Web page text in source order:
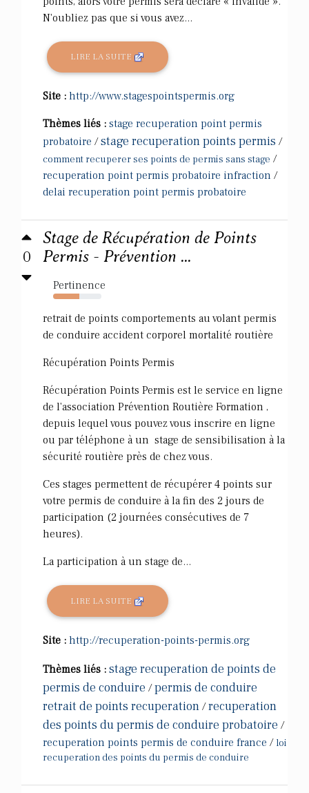
N'oubliez pas que si vous avez...
LIRE LA SUITE
Site : http://www.stagespointspermis.org
Thèmes liés : stage recuperation point permis
probatoire /stage recuperation points permis /
comment recuperer ses points de permis sans stage /
recuperation point permis probatoire infraction /
delai recuperation point permis probatoire
0
Stage de Récupération de Points
Permis - Prévention ...
Pertinence
54%
retrait de points comportements au volant permis
de conduire accident corporel mortalité routière
Récupération Points Permis
Récupération Points Permis est le service en ligne
de l'association Prévention Routière Formation ,
depuis lequel vous pouvez vous inscrire en ligne
ou par téléphone à un stage de sensibilisation à la
sécurité routière près de chez vous.
Ces stages permettent de récupérer 4 points sur
votre permis de conduire à la fin des 2 jours de
participation (2 journées consécutives de 7
heures).
La participation à un stage de...
LIRE LA SUITE
Site : http://recuperation-points-permis.org
Thèmes liés : stage recuperation de points de
permis de conduire /permis de conduire
retrait de points recuperation /recuperation
des points du permis de conduire probatoire /
recuperation points permis de conduire france / loi
recuperation des points du permis de conduire